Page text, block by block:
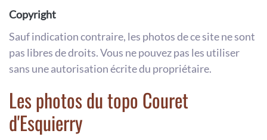
Copyright
Sauf indication contraire, les photos de ce site ne sont
pas libres de droits. Vous ne pouvez pas les utiliser
sans une autorisation écrite du propriétaire.
Les photos du topo Couret
d'Esquierry